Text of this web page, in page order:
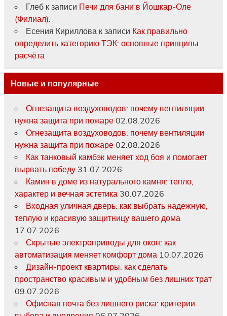
Глебк записи Печи для бани в Йошкар-Оле
(Филиал).
Есения Кириллова к записи Как правильно
определить категорию ТЭК: основные принципы
расчёта
Новые и популярные
Огнезащита воздуховодов: почему вентиляции
нужна защита при пожаре 02.08.2026
Огнезащита воздуховодов: почему вентиляции
нужна защита при пожаре 02.08.2026
Как танковый камбэк меняет ход боя и помогает
вырвать победу 31.07.2026
Камин в доме из натурального камня: тепло,
характер и вечная эстетика 30.07.2026
Входная уличная дверь: как выбрать надежную,
теплую и красивую защитницу вашего дома
17.07.2026
Скрытые электроприводы для окон: как
автоматизация меняет комфорт дома 10.07.2026
Дизайн-проект квартиры: как сделать
пространство красивым и удобным без лишних трат
09.07.2026
Офисная почта без лишнего риска: критерии